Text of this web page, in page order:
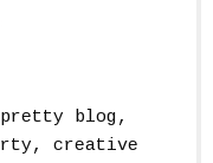
pretty blog,
creative